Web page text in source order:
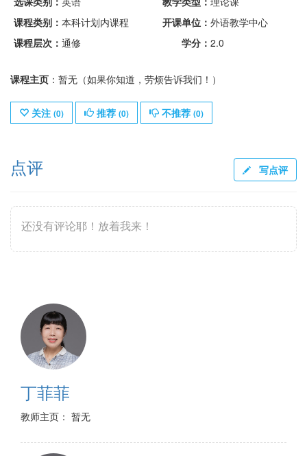
课程类别： 本科计划内课程 开课单位： 外语教学中心
课程层次： 通修 学分： 2.0
课程主页 ：暂无（如果你知道，劳烦告诉我们！）
关注 (0) 推荐 (0) 不推荐 (0)
点评 写点评
还没有评论耶！放着我来！
丁菲菲
教师主页： 暂无